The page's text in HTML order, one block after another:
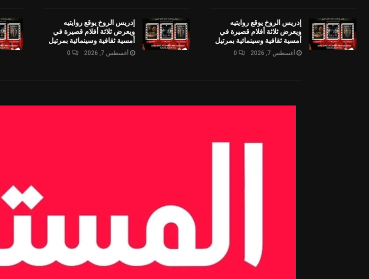
إدريس الروخ يوقع روايتيه
ويعرض ثلاثة أفلام قصيرة في
أمسية ثقافية وسينمائية بمرتيل
أغسطس 7, 2026 0
إدريس الروخ يوقع روايتيه
ويعرض ثلاثة أفلام قصيرة في
أمسية ثقافية وسينمائية بمرتيل
أغسطس 7, 2026 0